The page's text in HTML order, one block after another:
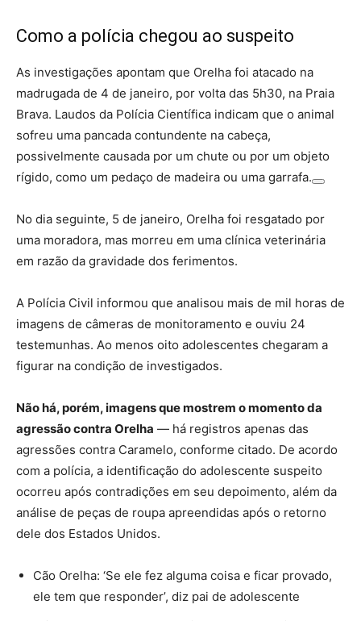
Como a polícia chegou ao suspeito
As investigações apontam que Orelha foi atacado na
madrugada de 4 de janeiro, por volta das 5h30, na Praia
Brava. Laudos da Polícia Científica indicam que o animal
sofreu uma pancada contundente na cabeça,
possivelmente causada por um chute ou por um objeto
rígido, como um pedaço de madeira ou uma garrafa.
No dia seguinte, 5 de janeiro, Orelha foi resgatado por
uma moradora, mas morreu em uma clínica veterinária
em razão da gravidade dos ferimentos.
A Polícia Civil informou que analisou mais de mil horas de
imagens de câmeras de monitoramento e ouviu 24
testemunhas. Ao menos oito adolescentes chegaram a
figurar na condição de investigados.
Não há, porém, imagens que mostrem o momento da
agressão contra Orelha — há registros apenas das
agressões contra Caramelo, conforme citado. De acordo
com a polícia, a identificação do adolescente suspeito
ocorreu após contradições em seu depoimento, além da
análise de peças de roupa apreendidas após o retorno
dele dos Estados Unidos.
Cão Orelha: ‘Se ele fez alguma coisa e ficar provado,
ele tem que responder’, diz pai de adolescente